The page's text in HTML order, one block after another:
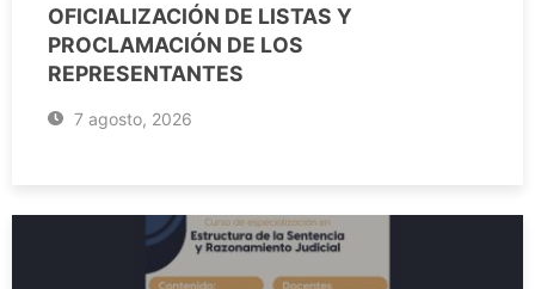
OFICIALIZACIÓN DE LISTAS Y
PROCLAMACIÓN DE LOS
REPRESENTANTES
7 agosto, 2026